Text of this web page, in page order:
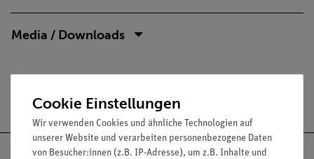
Media / Downloads
Cookie Einstellungen
Wir verwenden Cookies und ähnliche Technologien auf
unserer Website und verarbeiten personenbezogene Daten
von Besucher:innen (z.B. IP-Adresse), um z.B. Inhalte und